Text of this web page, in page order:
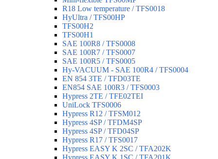
R18 Low temperature / TFS0018
HyUltra / TFS00HP
TFS00H2
TFS00H1
SAE 100R8 / TFS0008
SAE 100R7 / TFS0007
SAE 100R5 / TFS0005
Hy-VACUUM - SAE 100R4 / TFS0004
EN 854 3TE / TFD03TE
EN854 SAE 100R3 / TFS0003
Hypress 2TE / TFE02TEI
UniLock TFS0006
Hypress R12 / TFSM012
Hypress 4SP / TFDM4SP
Hypress 4SP / TFD04SP
Hypress R17 / TFS0017
Hypress EASY K 2SC / TFA202K
Hypress EASY K 1SC / TFA201K